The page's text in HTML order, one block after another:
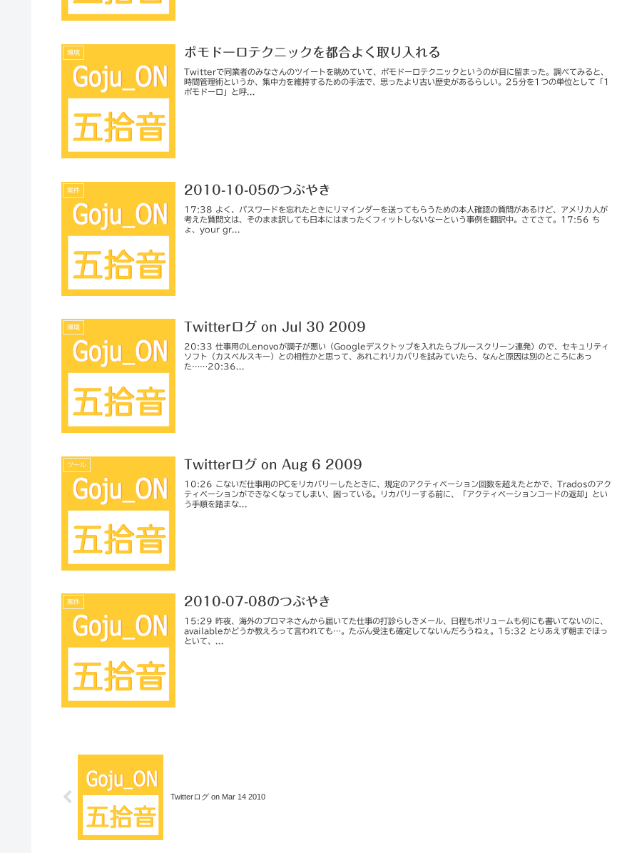
環境 ポモドーロテクニックを都合よく取り入れる
Twitterで同業者のみなさんのツイートを眺めていて、ポモドーロテクニックというのが目に留まった。調べてみると、
時間管理術というか、集中力を維持するための手法で、思ったより古い歴史があるらしい。25分を1つの単位として「1
ポモドーロ」と呼...
案件 2010-10-05のつぶやき
17:38 よく、パスワードを忘れたときにリマインダーを送ってもらうための本人確認の質問があるけど、アメリカ人が
考えた質問文は、そのまま訳しても日本にはまったくフィットしないなーという事例を翻訳中。さてさて。17:56 ち
ょ、your gr...
環境 Twitterログ on Jul 30 2009
20:33 仕事用のLenovoが調子が悪い（Googleデスクトップを入れたらブルースクリーン連発）ので、セキュリティ
ソフト（カスペルスキー）との相性かと思って、あれこれリカバリを試みていたら、なんと原因は別のところにあっ
た……20:36...
ツール Twitterログ on Aug 6 2009
10:26 こないだ仕事用のPCをリカバリーしたときに、規定のアクティベーション回数を超えたとかで、Tradosのアク
ティベーションができなくなってしまい、困っている。リカバリーする前に、「アクティベーションコードの返却」とい
う手順を踏まな...
案件 2010-07-08のつぶやき
15:29 昨夜、海外のプロマネさんから届いてた仕事の打診らしきメール、日程もボリュームも何にも書いてないのに、
availableかどうか教えろって言われても…。たぶん受注も確定してないんだろうねぇ。15:32 とりあえず朝までほっ
といて、...
Twitterログ on Mar 14 2010